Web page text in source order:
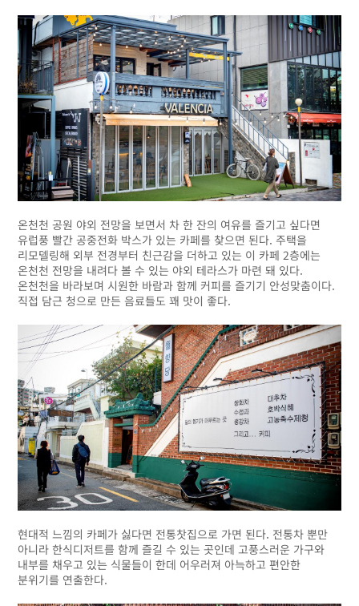
온천천 공원 야외 전망을 보면서 차 한 잔의 여유를 즐기고 싶다면
유럽풍 빨간 공중전화 박스가 있는 카페를 찾으면 된다. 주택을
리모델링해 외부 전경부터 친근감을 더하고 있는 이 카페 2층에는
온천천 전망을 내려다 볼 수 있는 야외 테라스가 마련 돼 있다.
온천천을 바라보며 시원한 바람과 함께 커피를 즐기기 안성맞춤이다.
직접 담근 청으로 만든 음료들도 꽤 맛이 좋다.
현대적 느낌의 카페가 싫다면 전통찻집으로 가면 된다. 전통차 뿐만
아니라 한식디저트를 함께 즐길 수 있는 곳인데 고풍스러운 가구와
내부를 채우고 있는 식물들이 한데 어우러져 아늑하고 편안한
분위기를 연출한다.